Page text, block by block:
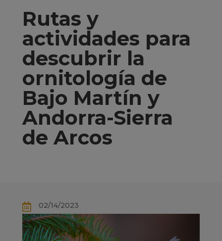
Rutas y
actividades para
descubrir la
ornitología de
Bajo Martín y
Andorra-Sierra
de Arcos
 02/14/2023